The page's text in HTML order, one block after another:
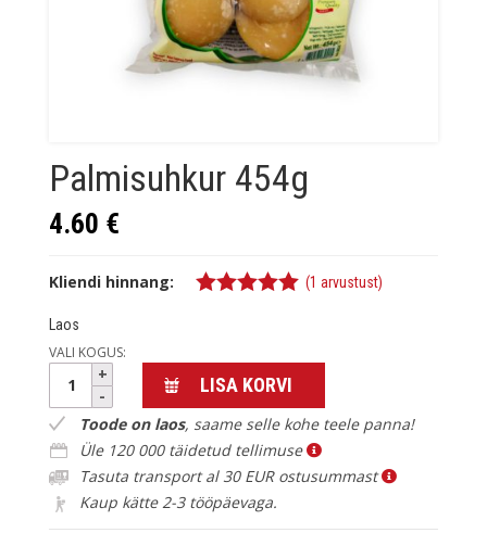
Palmisuhkur 454g
4.60 €
Kliendi hinnang: (1 arvustust)
Laos
VALI KOGUS:
Palmisuhkur
454g
kogus
LISA KORVI
Toode on laos, saame selle kohe teele panna!
Üle 120 000 täidetud tellimuse
Tasuta transport al 30 EUR ostusummast
Kaup kätte 2-3 tööpäevaga.